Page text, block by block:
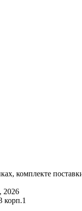
комплекте
2026
корп.1